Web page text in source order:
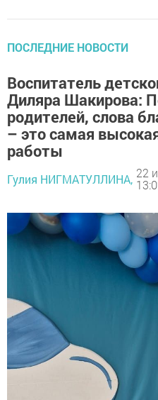
ПОСЛЕДНИЕ НОВОСТИ
Воспитатель
Диляра Шакирова:
родителей, слова
– это самая
работы
Гулия НИГМАТУЛЛИНА, 22